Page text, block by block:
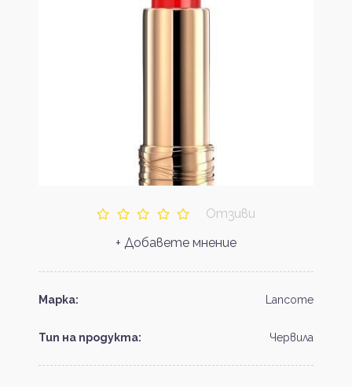
Отзиви
+ Добавете мнение
Марка: Lancome
Тип на продукта: Червила